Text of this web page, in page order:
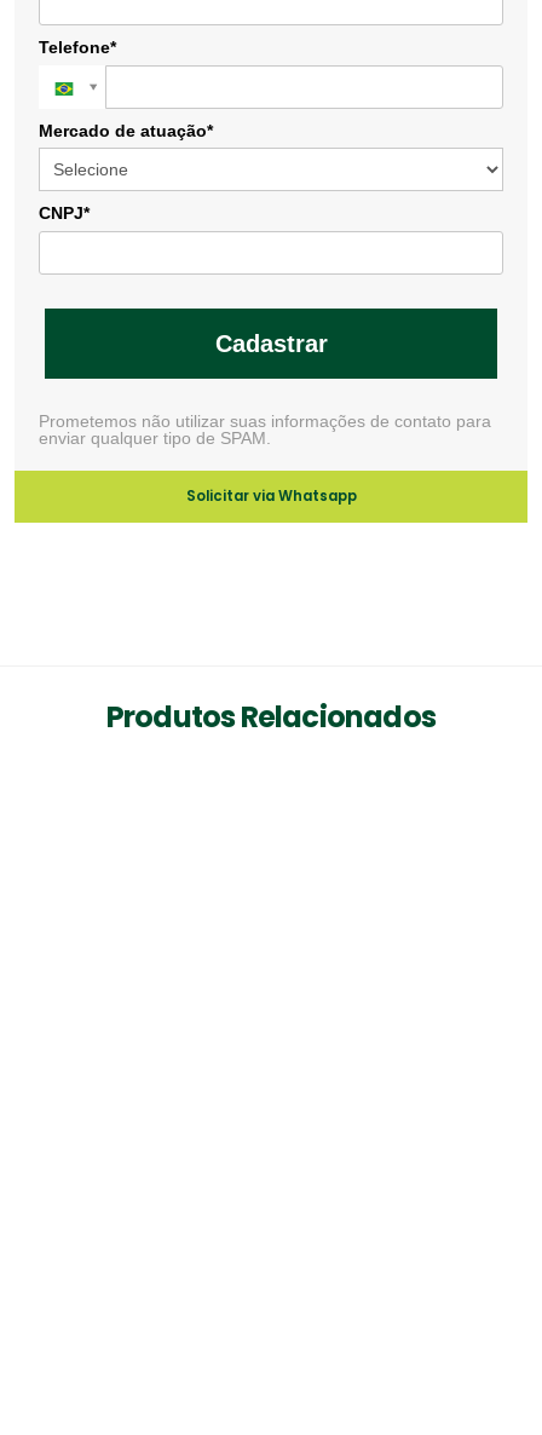
Telefone*
Mercado de atuação*
CNPJ*
Cadastrar
Prometemos não utilizar suas informações de contato para
enviar qualquer tipo de SPAM.
Solicitar via Whatsapp
Produtos Relacionados